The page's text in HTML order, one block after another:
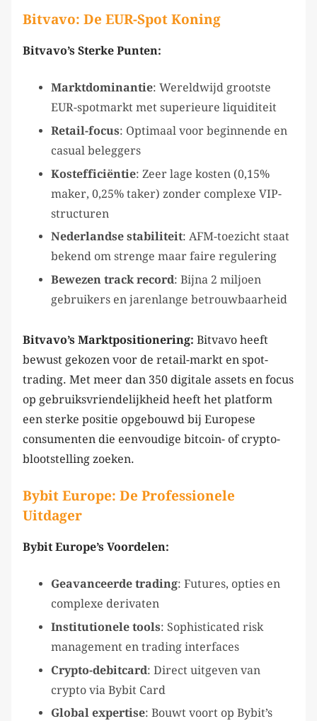
Bitvavo: De EUR-Spot Koning
Bitvavo’s Sterke Punten:
Marktdominantie: Wereldwijd grootste
EUR-spotmarkt met superieure liquiditeit
Retail-focus: Optimaal voor beginnende en
casual beleggers
Kostefficiëntie: Zeer lage kosten (0,15%
maker, 0,25% taker) zonder complexe VIP-
structuren
Nederlandse stabiliteit: AFM-toezicht staat
bekend om strenge maar faire regulering
Bewezen track record: Bijna 2 miljoen
gebruikers en jarenlange betrouwbaarheid
Bitvavo’s Marktpositionering: Bitvavo heeft
bewust gekozen voor de retail-markt en spot-
trading. Met meer dan 350 digitale assets en focus
op gebruiksvriendelijkheid heeft het platform
een sterke positie opgebouwd bij Europese
consumenten die eenvoudige bitcoin- of crypto-
blootstelling zoeken.
Bybit Europe: De Professionele
Uitdager
Bybit Europe’s Voordelen:
Geavanceerde trading: Futures, opties en
complexe derivaten
Institutionele tools: Sophisticated risk
management en trading interfaces
Crypto-debitcard: Direct uitgeven van
crypto via Bybit Card
Global expertise: Bouwt voort op Bybit’s